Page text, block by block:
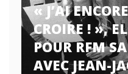
« J’AI
CROIRE ! »,
POUR RFM
AVEC JEAN-